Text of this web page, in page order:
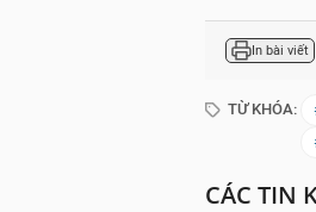
In bài viết
TỪ KHÓA:
CÁC TIN